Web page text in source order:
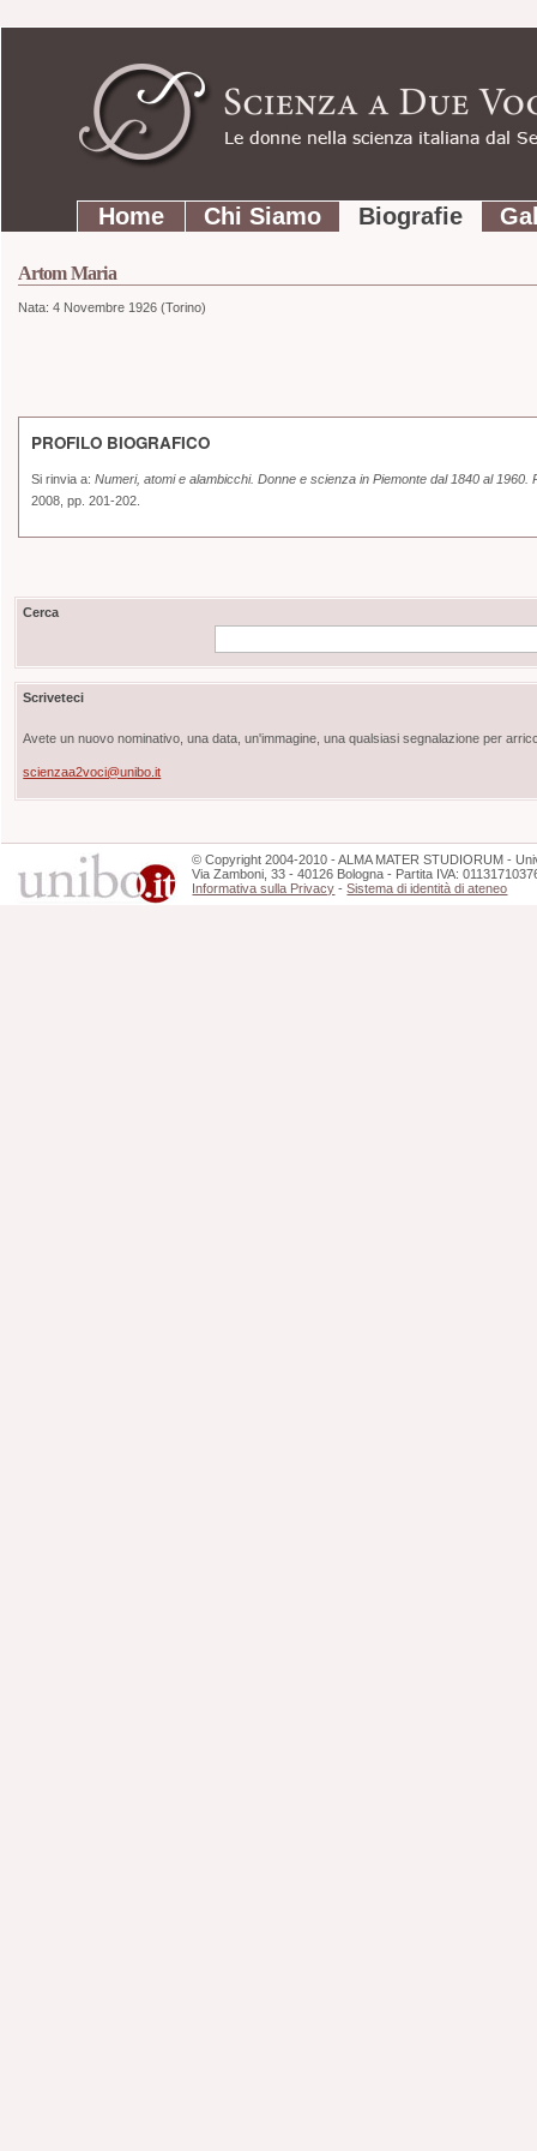
contenuti.
Strumenti
personali
SezioniHome Chi Siamo Biografie
Artom Maria
Nata: 4 Novembre 1926 (Torino)
PROFILO BIOGRAFICO
Si rinvia a:Numeri, atomi e alambicchi. Donne e scienza in Piemonte dal 1840 al 1960.
2008, pp. 201-202.
Cerca
Scriveteci
Avete un nuovo nominativo, una data, un'immagine, una qualsiasi segnalazione per
scienzaa2voci@unibo.it
©Copyright 2004-2010 - ALMA MATER STUDIORUM -
Via Zamboni, 33 - 40126 Bologna - Partita IVA:
Informativa sulla Privacy -Sistema di identità di ateneo